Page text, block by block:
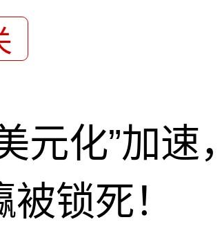
元化”加
被锁死！